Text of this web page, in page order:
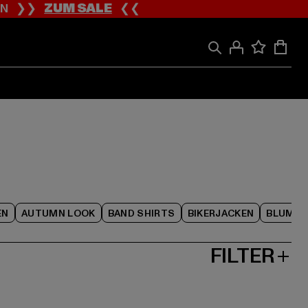
❯❯ZUM SALE❮❮
AUTUMN LOOK BAND SHIRTS BIKERJACKEN
FILTER